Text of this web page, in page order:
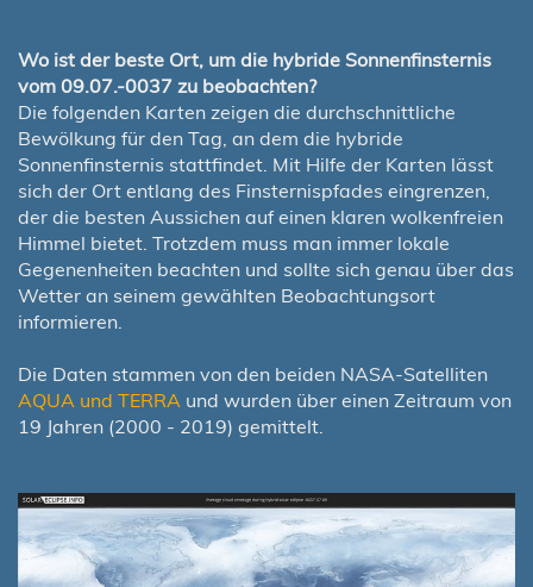
Wo ist der beste Ort, um die hybride Sonnenfinsternis
vom 09.07.-0037 zu beobachten?
Die folgenden Karten zeigen die durchschnittliche
Bewölkung für den Tag, an dem die hybride
Sonnenfinsternis stattfindet. Mit Hilfe der Karten lässt
sich der Ort entlang des Finsternispfades eingrenzen,
der die besten Aussichen auf einen klaren wolkenfreien
Himmel bietet. Trotzdem muss man immer lokale
Gegenenheiten beachten und sollte sich genau über das
Wetter an seinem gewählten Beobachtungsort
informieren.
Die Daten stammen von den beiden NASA-Satelliten
AQUA und TERRA und wurden über einen Zeitraum von
19 Jahren (2000 - 2019) gemittelt.